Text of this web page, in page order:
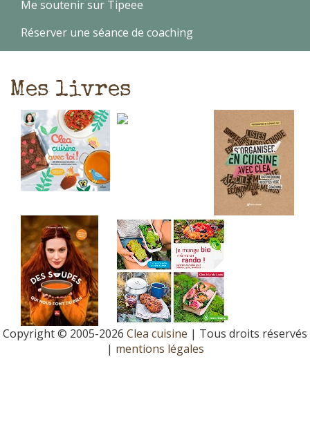
Me soutenir sur Tipeee
Réserver une séance de coaching
Mes livres
Copyright © 2005-2026 Clea cuisine | Tous droits réservés
| mentions légales